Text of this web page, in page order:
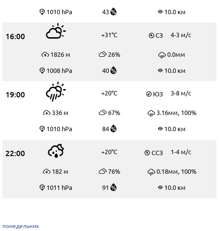
1010 hPa
43 10.0 км
16:00 +31°C СЗ 4-3 м/c
1826 м 26%
0.0мм
1008 hPa
40 10.0 км
19:00 +20°C ЮЗ 3-8 м/c
336 м 67%
3.16мм, 100%
1010 hPa
84 10.0 км
22:00 +20°C ССЗ 1-4 м/c
182 м 76%
0.18мм, 100%
1011 hPa
91 10.0 км
понедельник